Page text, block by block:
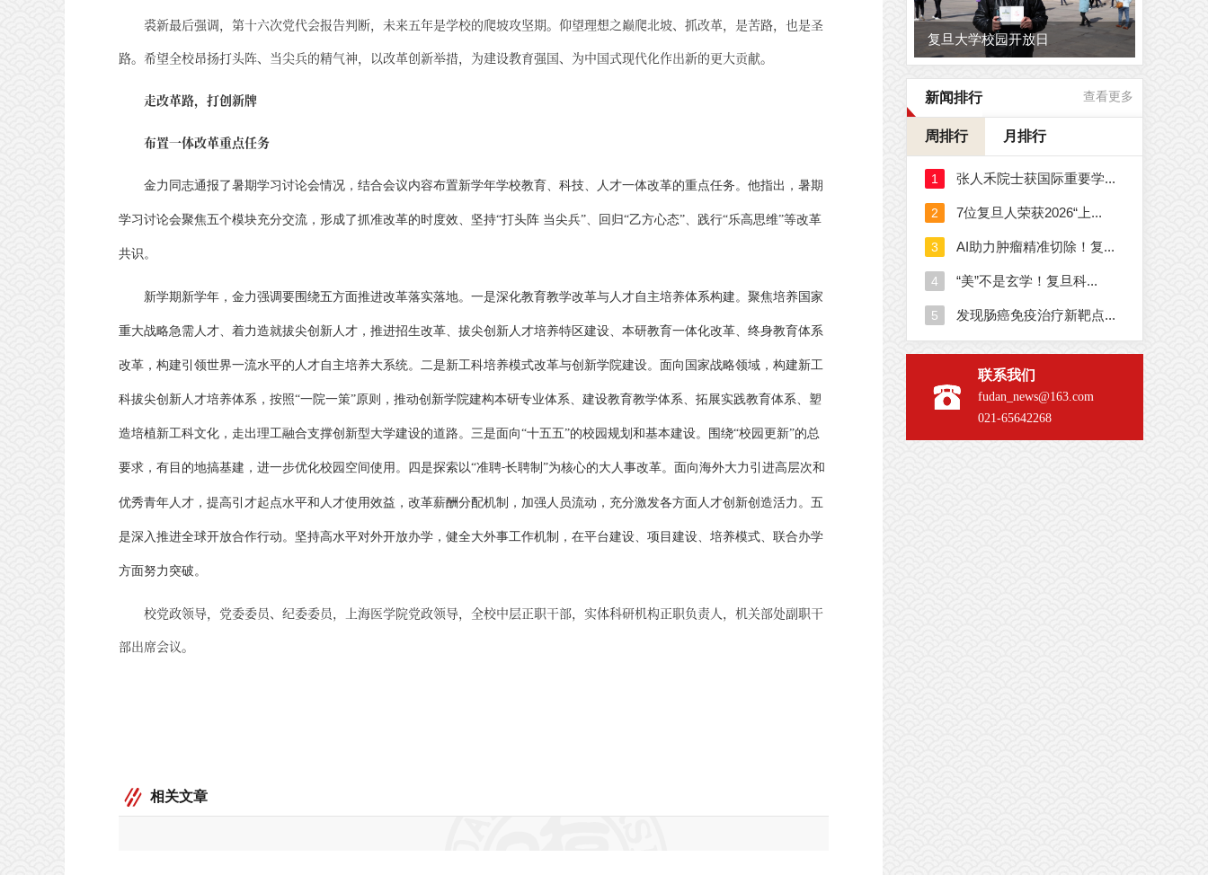
裘新最后强调，第十六次党代会报告判断，未来五年是学校的爬坡攻坚期。仰望理想之巅爬北坡、抓改革，是苦路，也是圣
路。希望全校昂扬打头阵、当尖兵的精气神，以改革创新举措，为建设教育强国、为中国式现代化作出新的更大贡献。
走改革路，打创新牌
布置一体改革重点任务
金力同志通报了暑期学习讨论会情况，结合会议内容布置新学年学校教育、科技、人才一体改革的重点任务。他指出，暑期
学习讨论会聚焦五个模块充分交流，形成了抓准改革的时度效、坚持“打头阵 当尖兵”、回归“乙方心态”、践行“乐高思维”等改革
共识。
新学期新学年，金力强调要围绕五方面推进改革落实落地。一是深化教育教学改革与人才自主培养体系构建。聚焦培养国家
重大战略急需人才、着力造就拔尖创新人才，推进招生改革、拔尖创新人才培养特区建设、本研教育一体化改革、终身教育体系
改革，构建引领世界一流水平的人才自主培养大系统。二是新工科培养模式改革与创新学院建设。面向国家战略领域，构建新工
科拔尖创新人才培养体系，按照“一院一策”原则，推动创新学院建构本研专业体系、建设教育教学体系、拓展实践教育体系、塑
造培植新工科文化，走出理工融合支撑创新型大学建设的道路。三是面向“十五五”的校园规划和基本建设。围绕“校园更新”的总
要求，有目的地搞基建，进一步优化校园空间使用。四是探索以“准聘-长聘制”为核心的大人事改革。面向海外大力引进高层次和
优秀青年人才，提高引才起点水平和人才使用效益，改革薪酬分配机制，加强人员流动，充分激发各方面人才创新创造活力。五
是深入推进全球开放合作行动。坚持高水平对外开放办学，健全大外事工作机制，在平台建设、项目建设、培养模式、联合办学
方面努力突破。
校党政领导，党委委员、纪委委员，上海医学院党政领导，全校中层正职干部，实体科研机构正职负责人，机关部处副职干
部出席会议。
相关文章
复旦大学校园开放日
新闻排行 查看更多
周排行 月排行
联系我们
fudan_news@163.com
021-65642268